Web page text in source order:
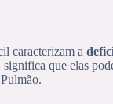
caracterizam a
que elas